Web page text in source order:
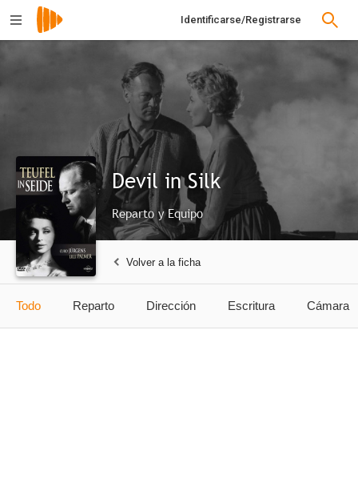
Identificarse/Registrarse
Devil in Silk
Reparto y Equipo
Volver a la ficha
Todo Reparto Dirección Escritura Cámara